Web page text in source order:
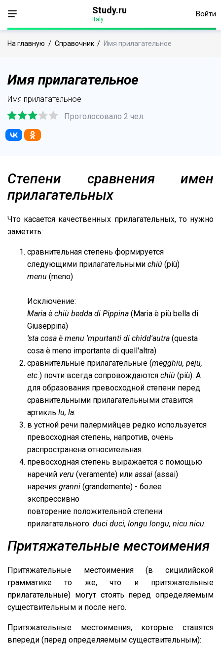
Study.ru
Italy
Войти
На главную / Справочник / Имя прилагательное
Имя прилагательное
Имя прилагательное
Проголосовало 2 чел.
Степени сравнения имен
прилагательных
Что касается качественных прилагательных, то нужно
заметить:
сравнительная степень формируется
следующими прилагательными chiù (più)
menu (meno)
Исключение:
Maria è chiù bedda di Pippina (Maria è più bella di
Giuseppina)
'sta cosa è menu 'mpurtanti di chidd'autra (questa
cosa è meno importante di quell'altra)
сравнительные прилагательные (megghiu, peju,
etc.) почти всегда сопровождаются chiù (più). А
для образования превосходной степени перед
сравнительными прилагательными ставится
артикль lu, la.
в устной речи палермийцев редко используется
превосходная степень, напротив, очень
распространена относительная.
превосходная степень выражается с помощью
наречий veru (veramente) или assai (assai)
наречия granni (grandemente) - более
экспрессивно
повторение положительной степени
прилагательного: duci duci, longu longu, nicu nicu.
Притяжательные местоимения
Притяжательные местоимения (в сицилийской
грамматике то же, что и притяжательные
прилагательные) могут стоять перед определяемым
существительным и после него.
Притяжательные местоимения, которые ставятся
впереди (перед определяемым существительным):